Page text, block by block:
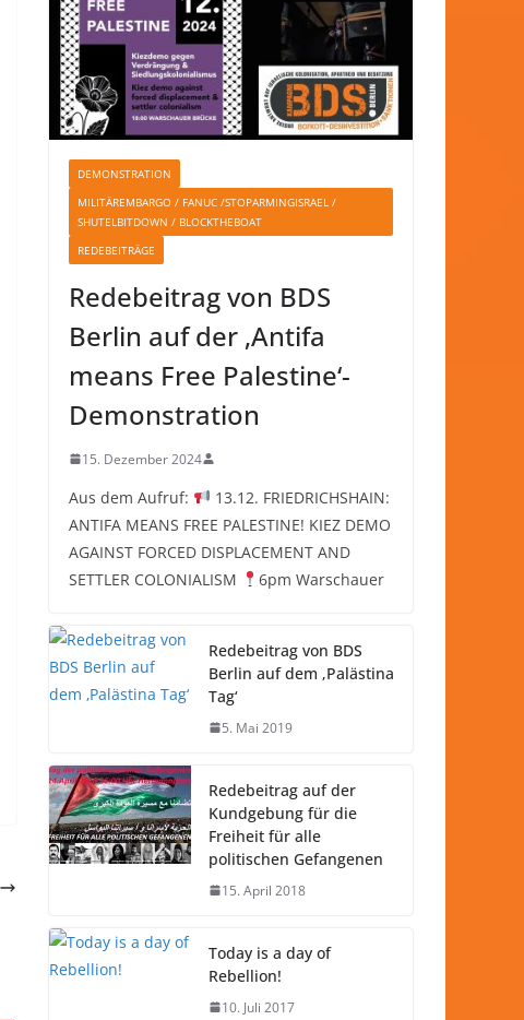
DEMONSTRATION
MILITÄREMBARGO / FANUC /STOPARMINGISRAEL /
SHUTELBITDOWN / BLOCKTHEBOAT
REDEBEITRÄGE
Redebeitrag von BDS
Berlin auf der ‚Antifa
means Free Palestine‘-
Demonstration
15. Dezember 2024
Aus dem Aufruf:
13.12. FRIEDRICHSHAIN:
ANTIFA MEANS FREE PALESTINE! KIEZ DEMO
AGAINST FORCED DISPLACEMENT AND
SETTLER COLONIALISM
6pm Warschauer
Redebeitrag von BDS
Berlin auf dem ‚Palästina
Tag‘
5. Mai 2019
Redebeitrag auf der
Kundgebung für die
Freiheit für alle
politischen Gefangenen
15. April 2018
Today is a day of
Rebellion!
10. Juli 2017